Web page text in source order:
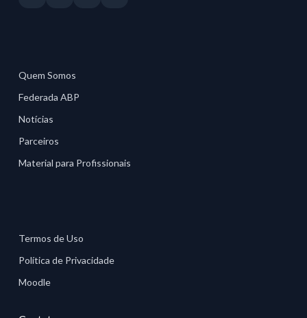
Quem Somos
Federada ABP
Notícias
Parceiros
Material para Profissionais
Termos de Uso
Política de Privacidade
Moodle